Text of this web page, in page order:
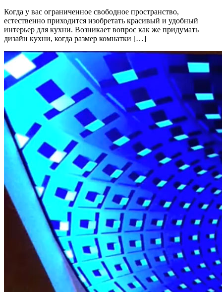
Когда у вас ограниченное свободное пространство,
естественно приходится изобретать красивый и удобный
интерьер для кухни. Возникает вопрос как же придумать
дизайн кухни, когда размер комнатки […]